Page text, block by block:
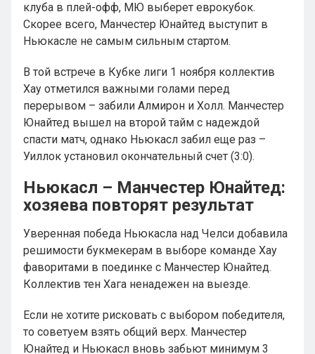
клуба в плей-офф, МЮ выберет еврокубок.
Скорее всего, Манчестер Юнайтед выступит в
Ньюкасле не самым сильным стартом.
В той встрече в Кубке лиги 1 ноября коллектив
Хау отметился важными голами перед
перерывом – забили Алмирон и Холл. Манчестер
Юнайтед вышел на второй тайм с надеждой
спасти матч, однако Ньюкасл забил еще раз –
Уиллок установил окончательный счет (3:0).
Ньюкасл – Манчестер Юнайтед:
хозяева повторят результат
Уверенная победа Ньюкасла над Челси добавила
решимости букмекерам в выборе команде Хау
фаворитами в поединке с Манчестер Юнайтед.
Коллектив тен Хага ненадежен на выезде.
Если не хотите рисковать с выбором победителя,
то советуем взять общий верх. Манчестер
Юнайтед и Ньюкасл вновь забьют минимум 3